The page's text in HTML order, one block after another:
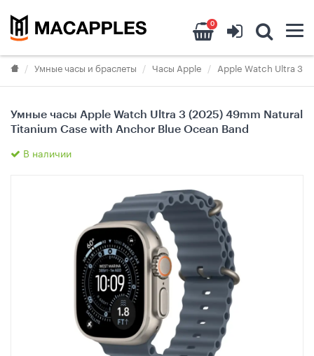
0
Умные часы и браслеты Часы Apple Apple Watch Ultra 3
Умные часы Apple Watch Ultra 3 (2025) 49mm Natural
Titanium Case with Anchor Blue Ocean Band
В наличии